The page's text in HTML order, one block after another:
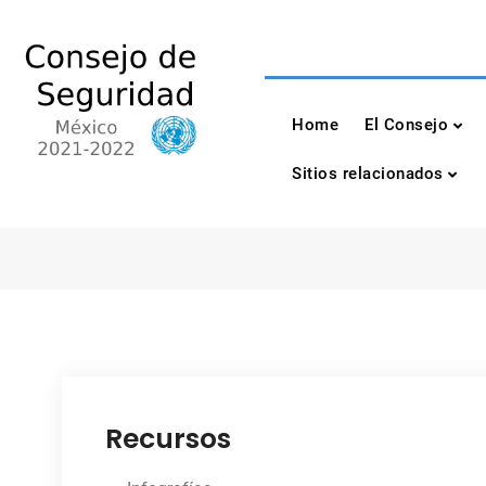
content
Consejo de
México 2021-2022
Home El Consejo
Sitios relacionados
Recursos